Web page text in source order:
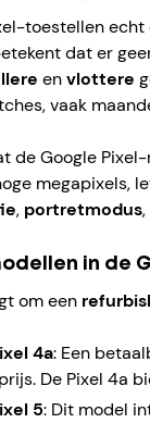
toestellen
dat er
envlottere
vaak
de Google
megapixels,
, portretmodus
in de
om een
4a: Een
De Pixel 4a
5: Dit model